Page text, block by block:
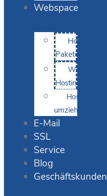
Webspace
Hosting-
Pakete
WordPress
Hosting
Hosting
umziehen
E-Mail
SSL
Service
Blog
Geschäftskunden